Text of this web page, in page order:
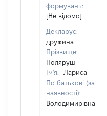
формувань:
[Не відомо]
Декларує:
дружина
Прізвище:
Поляруш
Ім'я:
Лариса
По батькові (за
наявності):
Володимирівна